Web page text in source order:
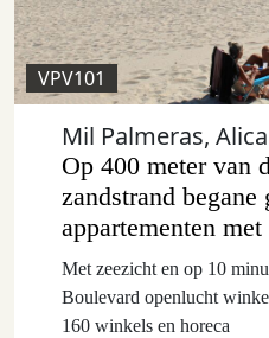
VPV101
Mil Palmeras,
Op 400 meter van
zandstrand begane
appartementen
Met zeezicht en op 10
Boulevard openlucht
160 winkels en horeca